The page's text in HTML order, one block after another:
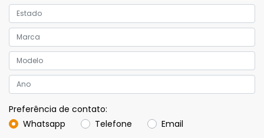
Preferência de contato:
Whatsapp
Telefone Email